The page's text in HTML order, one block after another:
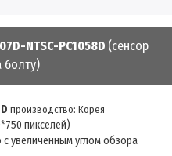
NTSC-PC1058D (сенсор
болту)
производство: Корея
пикселей)
с увеличенным углом обзора